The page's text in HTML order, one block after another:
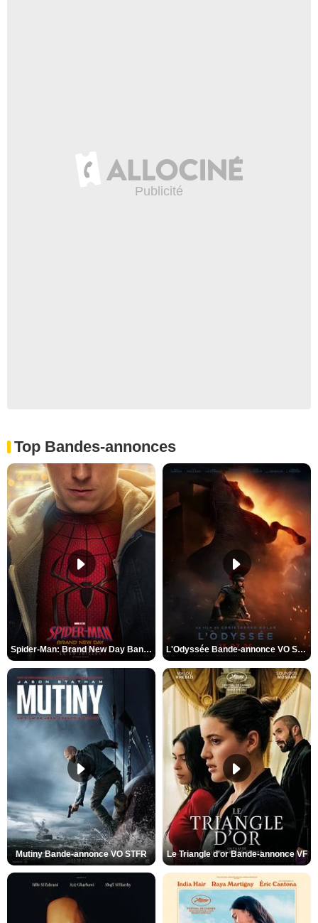
Top Bandes-annonces
Spider-Man: Brand New Day Bande-annonce VO STFR L'Odyssée Bande-annonce VO STFR
Mutiny Bande-annonce VO STFR Le Triangle d'or Bande-annonce VF